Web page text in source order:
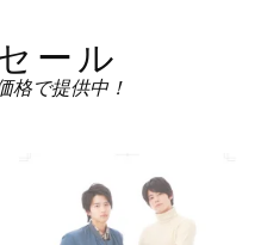
ール
格で提供中！